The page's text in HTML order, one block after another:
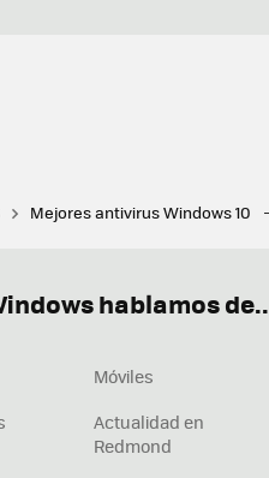
Mejores antivirus Windows 10
hablamos
Móviles
Actualidad en
Redmond